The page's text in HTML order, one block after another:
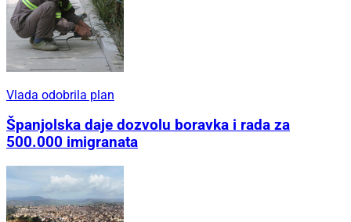
Vlada odobrila plan
Španjolska daje dozvolu boravka i rada za
500.000 imigranata